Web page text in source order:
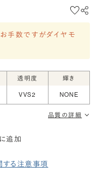
手数ですがダイヤモ
透明度 輝き
VVS2 NONE
品質の詳細
追加
する注意事項